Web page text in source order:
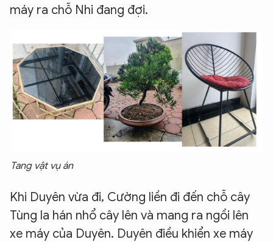
máy ra chỗ Nhi đang đợi.
Tang vật vụ án
Khi Duyên vừa đi, Cường liền đi đến chỗ cây
Tùng la hán nhổ cây lên và mang ra ngồi lên
xe máy của Duyên. Duyên điều khiển xe máy